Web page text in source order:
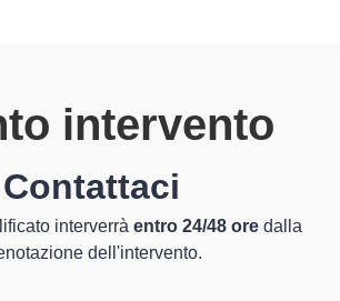
intervento
Contattaci
interverrà entro 24/48 ore dalla
dell'intervento.